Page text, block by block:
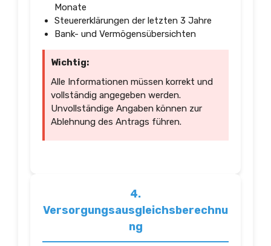
Monate
Steuererklärungen der letzten 3 Jahre
Bank- und Vermögensübersichten
Wichtig:
Alle Informationen müssen korrekt und
vollständig angegeben werden.
Unvollständige Angaben können zur
Ablehnung des Antrags führen.
4.
Versorgungsausgleichsberechnu
ng